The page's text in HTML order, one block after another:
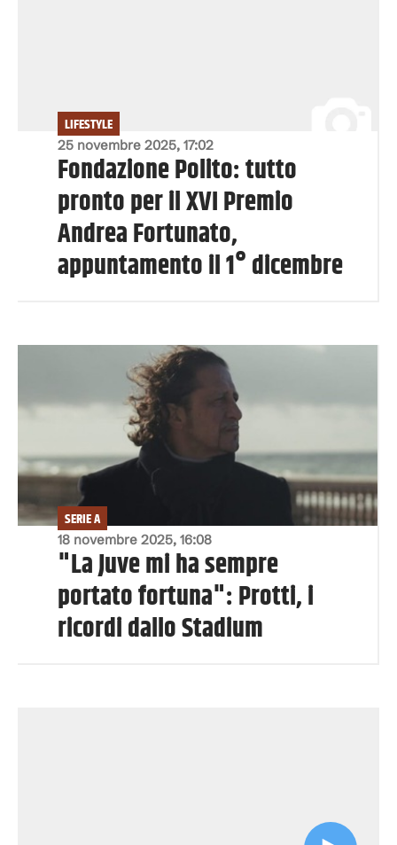
25 novembre 2025, 17:02
LIFESTYLE
Fondazione Polito: tutto
pronto per il XVI Premio
Andrea Fortunato,
appuntamento il 1° dicembre
18 novembre 2025, 16:08
SERIE A
"La Juve mi ha sempre
portato fortuna": Protti, i
ricordi dallo Stadium